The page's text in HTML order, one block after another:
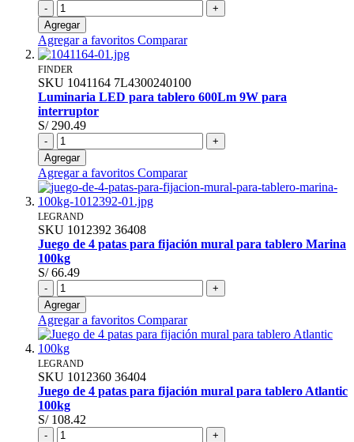
-
+
Agregar
Agregar a favoritos Comparar
FINDER
SKU 1041164 7L4300240100
Luminaria LED para tablero 600Lm 9W para
interruptor
S/ 290.49
-
+
Agregar
Agregar a favoritos Comparar
LEGRAND
SKU 1012392 36408
Juego de 4 patas para fijación mural para tablero Marina
100kg
S/ 66.49
-
+
Agregar
Agregar a favoritos Comparar
LEGRAND
SKU 1012360 36404
Juego de 4 patas para fijación mural para tablero Atlantic
100kg
S/ 108.42
-
+